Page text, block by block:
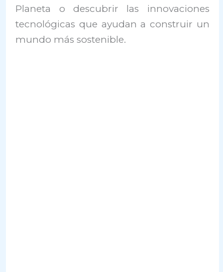
Planeta o descubrir las innovaciones
tecnológicas que ayudan a construir un
mundo más sostenible.